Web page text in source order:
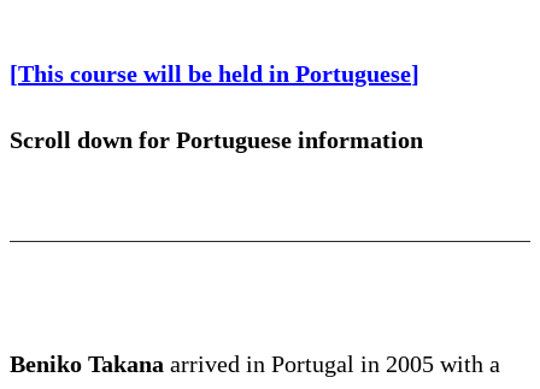
[This course will be held in Portuguese]
Scroll down for Portuguese information
Beniko Takana arrived in Portugal in 2005 with a